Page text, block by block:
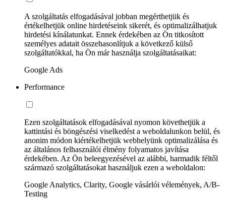
A szolgáltatás elfogadásával jobban megérthetjük és
értékelhetjük online hirdetéseink sikerét, és optimalizálhatjuk
hirdetési kínálatunkat. Ennek érdekében az Ön titkosított
személyes adatait összehasonlítjuk a következő külső
szolgáltatókkal, ha Ön már használja szolgáltatásaikat:
Google Ads
Performance
Ezen szolgáltatások elfogadásával nyomon követhetjük a
kattintási és böngészési viselkedést a weboldalunkon belül, és
anonim módon kiértékelhetjük webhelyünk optimalizálása és
az általános felhasználói élmény folyamatos javítása
érdekében. Az Ön beleegyezésével az alábbi, harmadik féltől
származó szolgáltatásokat használjuk ezen a weboldalon:
Google Analytics, Clarity, Google vásárlói vélemények, A/B-
Testing